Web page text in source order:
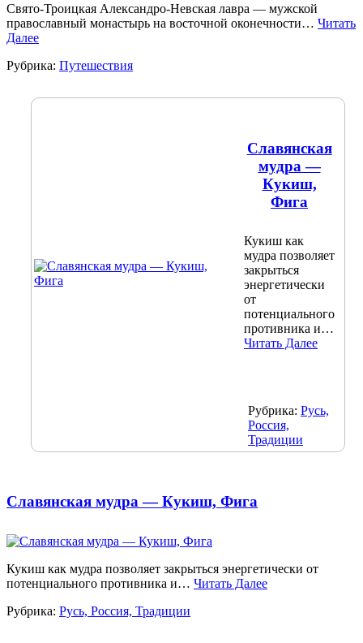
Свято-Троицкая Александро-Невская лавра — мужской
православный монастырь на восточной оконечности… Читать
Далее
Рубрика: Путешествия
Славянская
мудра —
Кукиш,
Фига
Кукиш как
мудра позволяет
закрыться
энергетически
от
потенциального
противника и…
Читать Далее
Рубрика: Русь,
Россия,
Традиции
Славянская мудра — Кукиш, Фига
Кукиш как мудра позволяет закрыться энергетически от
потенциального противника и… Читать Далее
Рубрика: Русь, Россия, Традиции